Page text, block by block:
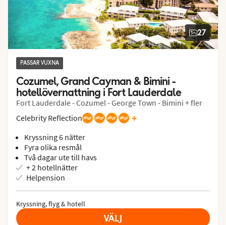
27
PASSAR VUXNA
Cozumel, Grand Cayman & Bimini -
hotellövernattning i Fort Lauderdale
Fort Lauderdale - Cozumel - George Town - Bimini + fler
Celebrity Reflection
+
Kryssning 6 nätter
Fyra olika resmål
Två dagar ute till havs
+ 2 hotellnätter
Helpension
Kryssning, flyg & hotell
VÄLJ